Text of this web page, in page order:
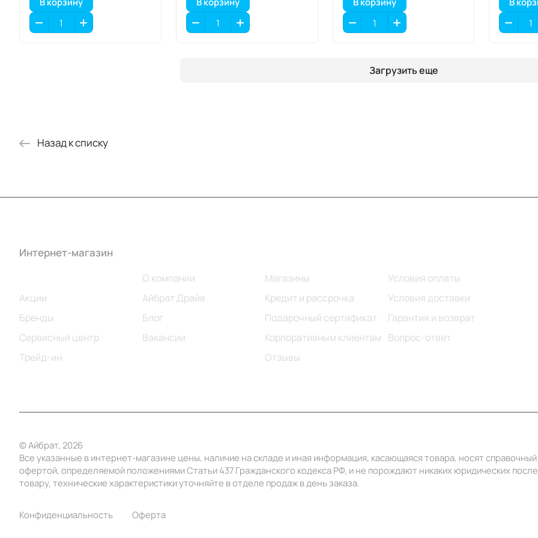
Загрузить еще
Назад к списку
Интернет-магазин
Акции
Бренды
Сервисный центр
Трейд-ин
О компании
Айбрат Драйв
Блог
Вакансии
Магазины
Кредит и рассрочка
Подарочный сертификат
Корпоративным клиентам
Отзывы
Условия оплаты
Условия доставки
Гарантия и возврат
Вопрос-ответ
© Айбрат, 2026
Все указанные в интернет-магазине цены, наличие на складе и иная информация, касающаяся товара, носят
офертой, определяемой положениями Статьи 437 Гражданского кодекса РФ, и не порождают никаких юридических
товару, технические характеристики уточняйте в отделе продаж в день заказа.
Конфиденциальность Оферта